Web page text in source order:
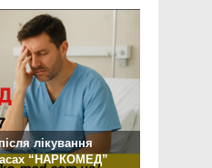
лікування
“НАРКОМЕД”